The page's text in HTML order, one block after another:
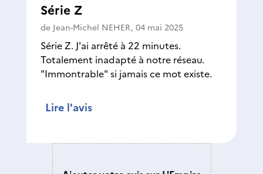
Série Z
de Jean-Michel NEHER, 04 mai 2025
Série Z. J'ai arrêté à 22 minutes.
Totalement inadapté à notre réseau.
"Immontrable" si jamais ce mot existe.
Lire l'avis